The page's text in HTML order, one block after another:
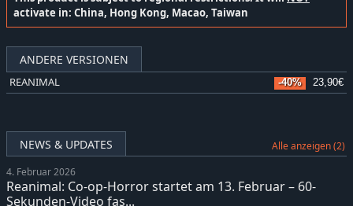
activate in: China, Hong Kong, Macao, Taiwan
ANDERE VERSIONEN
REANIMAL -40% 23,90€
NEWS & UPDATES Alle anzeigen (2)
4. Februar 2026
Reanimal: Co-op-Horror startet am 13. Februar – 60-
Sekunden-Video fas...